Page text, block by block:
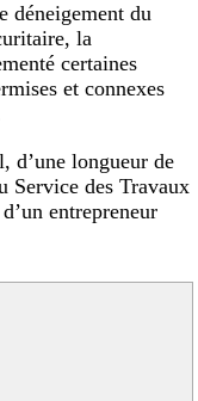
déneigement du
la
certaines
et connexes
d’une longueur de
Service des Travaux
entrepreneur